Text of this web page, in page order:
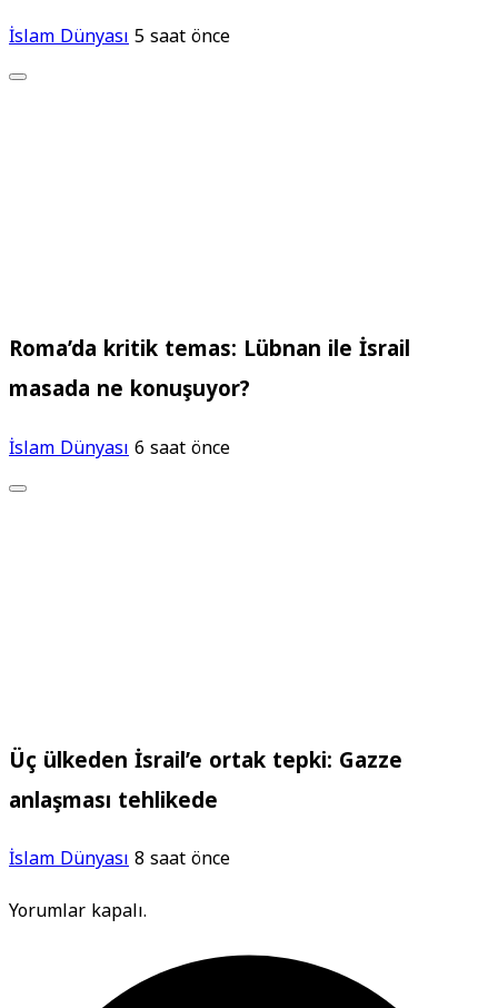
İslam Dünyası5 saat önce
Roma’da kritik temas: Lübnan ile İsrail
masada ne konuşuyor?
İslam Dünyası6 saat önce
Üç ülkeden İsrail’e ortak tepki: Gazze
anlaşması tehlikede
İslam Dünyası8 saat önce
Yorumlar kapalı.